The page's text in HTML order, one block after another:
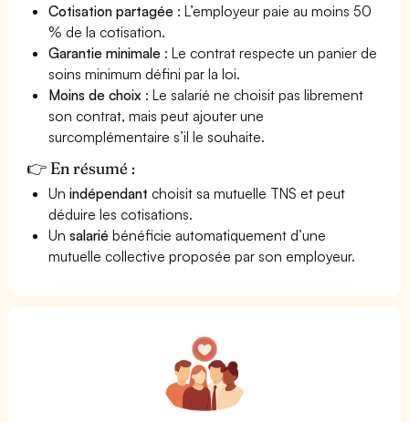
Cotisation partagée : L’employeur paie au moins 50
% de la cotisation.
Garantie minimale : Le contrat respecte un panier de
soins minimum défini par la loi.
Moins de choix : Le salarié ne choisit pas librement
son contrat, mais peut ajouter une
surcomplémentaire s’il le souhaite.
👉 En résumé :
Unindépendant choisit sa mutuelle TNS et peut
déduire les cotisations.
Unsalarié bénéficie automatiquement d’une
mutuelle collective proposée par son employeur.